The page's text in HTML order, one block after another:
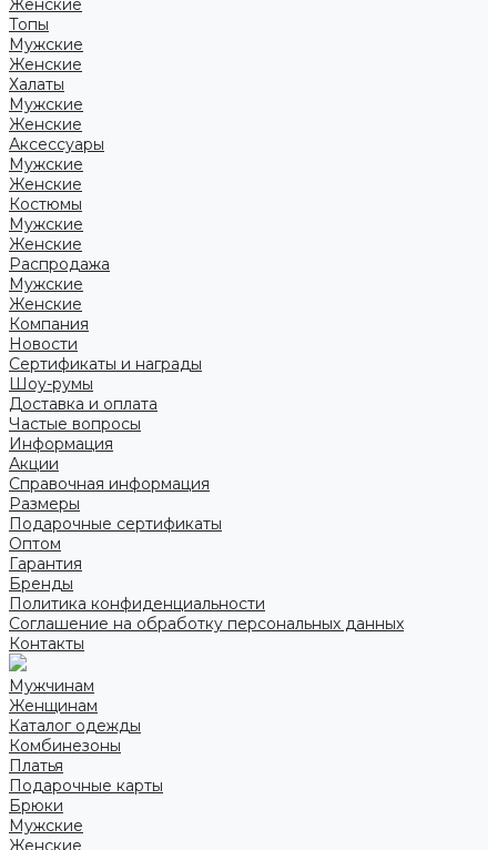
Женские
Топы
Мужские
Женские
Халаты
Мужские
Женские
Аксессуары
Мужские
Женские
Костюмы
Мужские
Женские
Распродажа
Мужские
Женские
Компания
Новости
Сертификаты и награды
Шоу-румы
Доставка и оплата
Частые вопросы
Информация
Акции
Справочная информация
Размеры
Подарочные сертификаты
Оптом
Гарантия
Бренды
Политика конфиденциальности
Соглашение на обработку персональных данных
Контакты
Мужчинам
Женщинам
Каталог одежды
Комбинезоны
Платья
Подарочные карты
Брюки
Мужские
Женские